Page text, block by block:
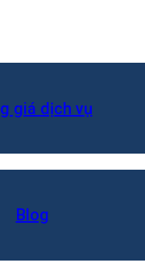
giagiá dịch vụ
Blog